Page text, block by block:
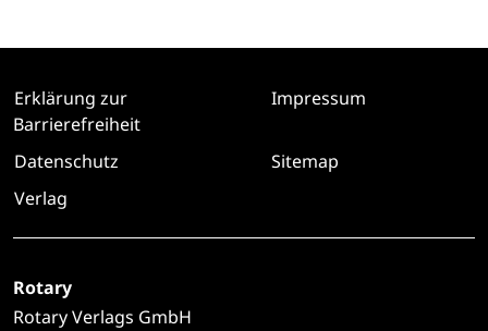
Erklärung zur
Barrierefreiheit
Impressum
Datenschutz
Sitemap
Verlag
Rotary
Rotary Verlags GmbH